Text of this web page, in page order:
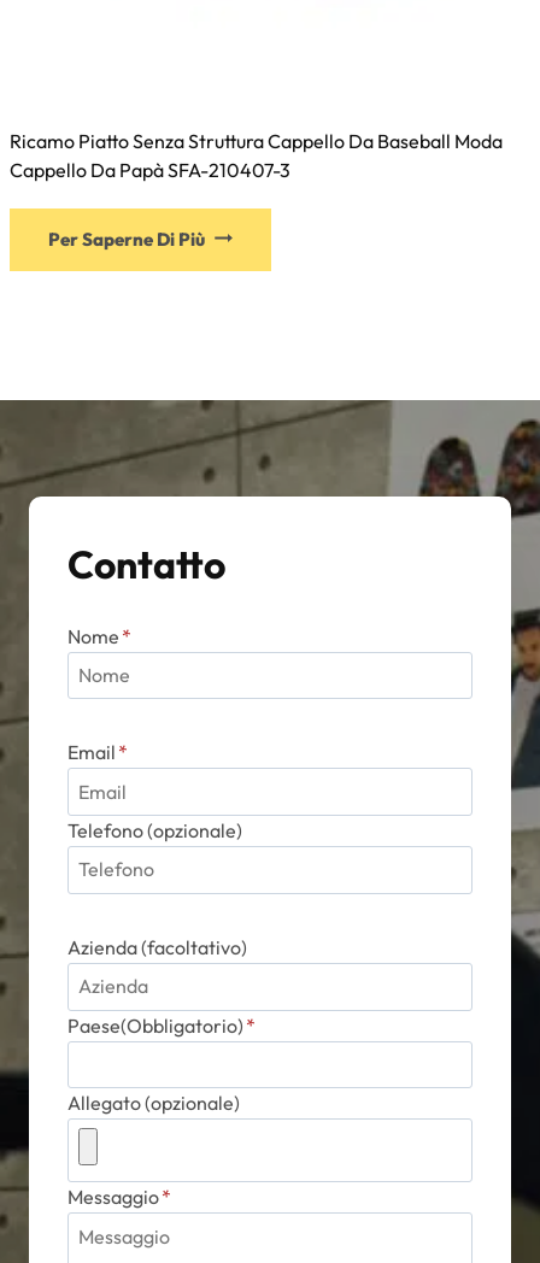
Ricamo Piatto Senza Struttura Cappello Da Baseball Moda
Cappello Da Papà SFA-210407-3
Per Saperne Di Più
opzioni
possono
essere
scelte
Contatto
Nome *
Email *
Telefono (opzionale)
Azienda (facoltativo)
Paese(Obbligatorio) *
Allegato (opzionale)
Messaggio*